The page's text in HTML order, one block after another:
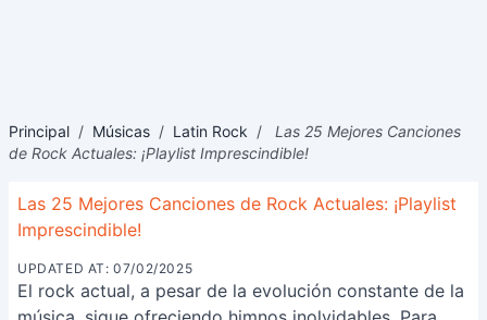
Principal / Músicas / Latin Rock /
Las 25 Mejores Canciones
de Rock Actuales: ¡Playlist Imprescindible!
Las 25 Mejores Canciones de Rock Actuales: ¡Playlist
Imprescindible!
UPDATED AT: 07/02/2025
El rock actual, a pesar de la evolución constante de la